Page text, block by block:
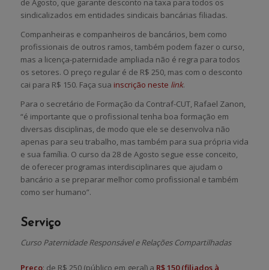
de Agosto, que garante desconto na taxa para todos os
sindicalizados em entidades sindicais bancárias filiadas.
Companheiras e companheiros de bancários, bem como
profissionais de outros ramos, também podem fazer o curso,
mas a licença-paternidade ampliada não é regra para todos
os setores. O preço regular é de R$ 250, mas com o desconto
cai para R$ 150. Faça sua inscrição neste link.
Para o secretário de Formação da Contraf-CUT, Rafael Zanon,
“é importante que o profissional tenha boa formação em
diversas disciplinas, de modo que ele se desenvolva não
apenas para seu trabalho, mas também para sua própria vida
e sua família. O curso da 28 de Agosto segue esse conceito,
de oferecer programas interdisciplinares que ajudam o
bancário a se preparar melhor como profissional e também
como ser humano”.
Serviço
Curso Paternidade Responsável e Relações Compartilhadas
Preço: de R$ 250 (público em geral) a R$ 150 (filiados à